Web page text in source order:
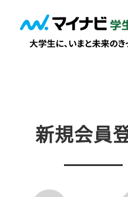
新規会員